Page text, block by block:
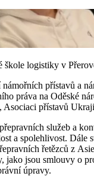
logistiky v
přístavů a
práva na Oděské
Asociaci přístavů
služeb a
a spolehlivost.
řetězců z
jsou smlouvy o
úpravy.